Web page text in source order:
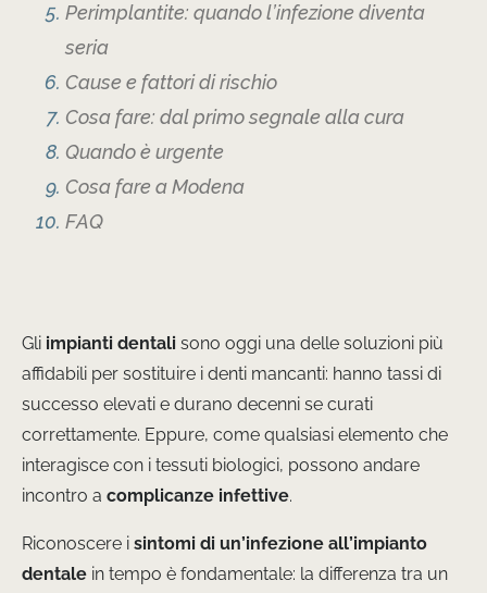
Perimplantite: quando l’infezione diventa
seria
Cause e fattori di rischio
Cosa fare: dal primo segnale alla cura
Quando è urgente
Cosa fare a Modena
FAQ
Gli impianti dentali sono oggi una delle soluzioni più
affidabili per sostituire i denti mancanti: hanno tassi di
successo elevati e durano decenni se curati
correttamente. Eppure, come qualsiasi elemento che
interagisce con i tessuti biologici, possono andare
incontro a complicanze infettive.
Riconoscere i sintomi di un’infezione all’impianto
dentale in tempo è fondamentale: la differenza tra un